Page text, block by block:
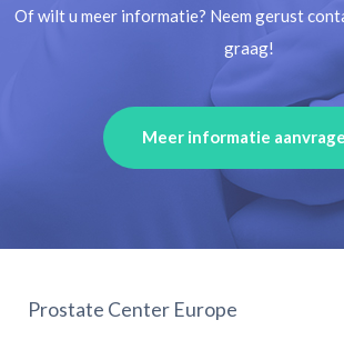
Of wilt u meer informatie? Neem gerust
graag!
Meer informatie
Prostate Center Europe